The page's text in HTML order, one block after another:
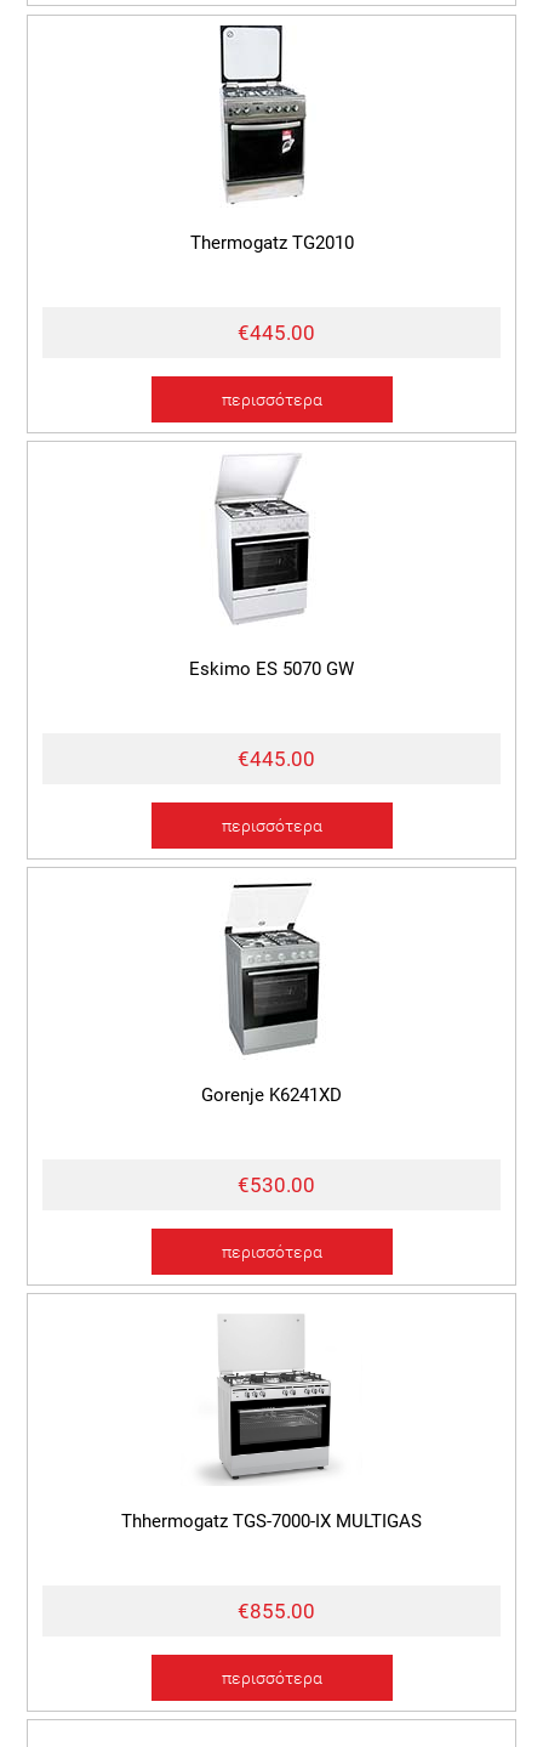
Thermogatz TG2010
€445.00
περισσότερα
Eskimo ES 5070 GW
€445.00
περισσότερα
Gorenje K6241XD
€530.00
περισσότερα
Thhermogatz TGS-7000-IX MULTIGAS
€855.00
περισσότερα